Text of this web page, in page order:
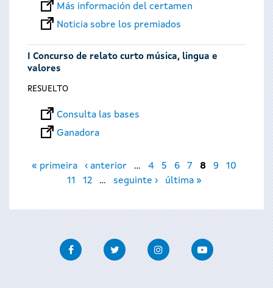
Más información del certamen
Noticia sobre los premiados
I Concurso de relato curto música, lingua e
valores
RESUELTO
Consulta las bases
Ganadora
Páginas
« primeira ‹ anterior … 4 5 6 7 8 9
10
11
12 … seguinte › última »
FacebookTwitter InstagramYoutube